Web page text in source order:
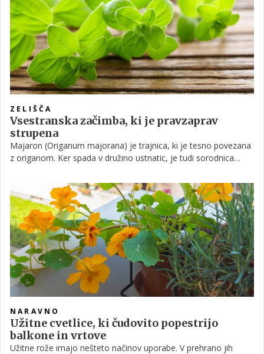
ZELIŠČA
Vsestranska začimba, ki je pravzaprav
strupena
Majaron (Origanum majorana) je trajnica, ki je tesno povezana
z origanom. Ker spada v družino ustnatic, je tudi sorodnica
območjih lahko majaron prezimi zunaj, na celinskem delu pa ga
večinoma gojimo kot enoletnico ali pa kot lončnico, ki jo
prestavimo v zaprt prostor, ko pride zima.
NARAVNO
Užitne cvetlice, ki čudovito popestrijo
balkone in vrtove
Užitne rože imajo nešteto načinov uporabe. V prehrano jih